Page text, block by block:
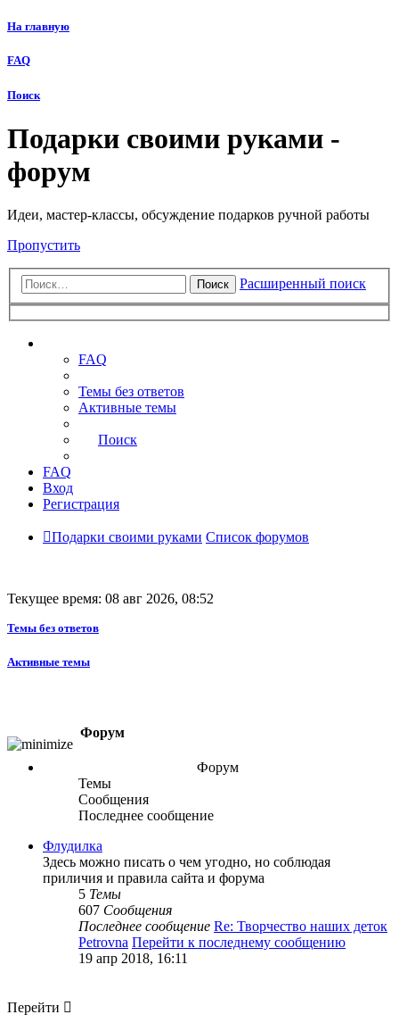
На главную
FAQ
Поиск
Подарки своими руками -
форум
Идеи, мастер-классы, обсуждение подарков ручной работы
Пропустить
Поиск Расширенный поиск
FAQ
Темы без ответов
Активные темы
Поиск
FAQ
Вход
Регистрация
Подарки своими руками Список форумов
Текущее время: 08 авг 2026, 08:52
Темы без ответов
Активные темы
Форум
Форум
Темы
Сообщения
Последнее сообщение
Флудилка
Здесь можно писать о чем угодно, но соблюдая
приличия и правила сайта и форума
5 Темы
607 Сообщения
Последнее сообщение Re: Творчество наших деток
Petrovna Перейти к последнему сообщению
19 апр 2018, 16:11
Перейти